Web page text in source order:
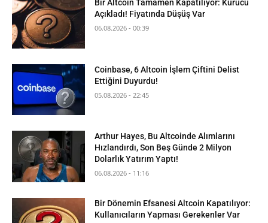
Bir Altcoin Tamamen Kapatılıyor: Kurucu
Açıkladı! Fiyatında Düşüş Var
06.08.2026 - 00:39
Coinbase, 6 Altcoin İşlem Çiftini Delist
Ettiğini Duyurdu!
05.08.2026 - 22:45
Arthur Hayes, Bu Altcoinde Alımlarını
Hızlandırdı, Son Beş Günde 2 Milyon
Dolarlık Yatırım Yaptı!
06.08.2026 - 11:16
Bir Dönemin Efsanesi Altcoin Kapatılıyor:
Kullanıcıların Yapması Gerekenler Var